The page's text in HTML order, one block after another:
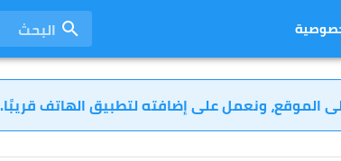
البحث
الموقع، ونعمل على إضافته لتطبيق الهاتف قريبًا.